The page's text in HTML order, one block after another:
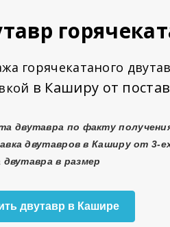
горячекатаного
в Каширу от
двутавра по факту
двутавров в Каширу от 3-
двутавра в размер
двутавр в Кашире